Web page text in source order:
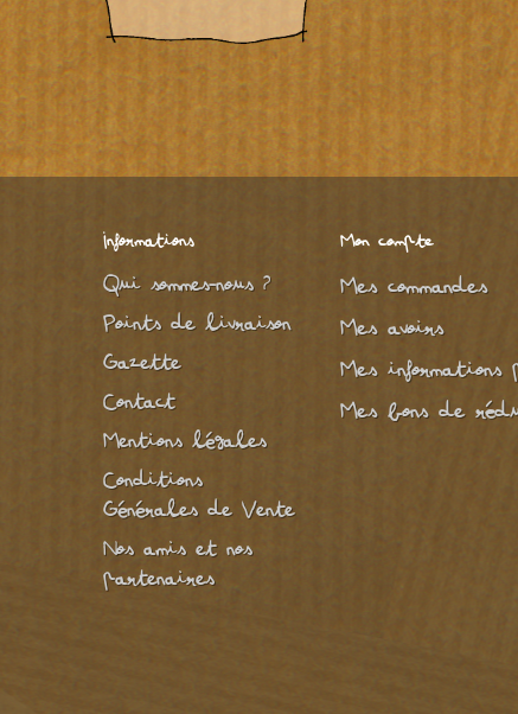
Informations
Qui sommes-nous ?
Points de livraison
Gazette
Contact
Mentions légales
Conditions
Générales de Vente
Nos amis et nos
partenaires
Mon compte
Mes commandes
Mes avoirs
Mes informations
Mes bons de